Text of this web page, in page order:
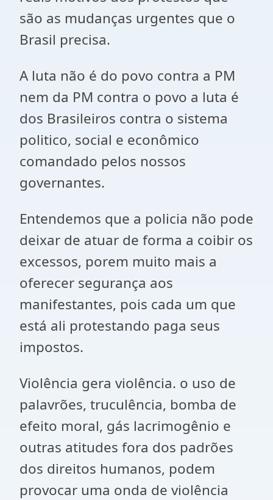
são as mudanças urgentes que o
Brasil precisa.
A luta não é do povo contra a PM
nem da PM contra o povo a luta é
dos Brasileiros contra o sistema
politico, social e econômico
comandado pelos nossos
governantes.
Entendemos que a policia não pode
deixar de atuar de forma a coibir os
excessos, porem muito mais a
oferecer segurança aos
manifestantes, pois cada um que
está ali protestando paga seus
impostos.
Violência gera violência. o uso de
palavrões, truculência, bomba de
efeito moral, gás lacrimogênio e
outras atitudes fora dos padrões
dos direitos humanos, podem
provocar uma onda de violência